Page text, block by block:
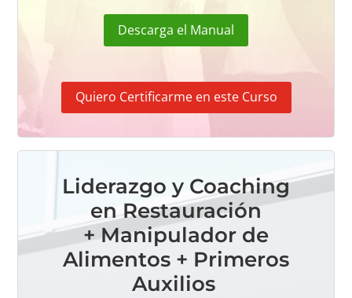
Descarga el Manual
Quiero Certificarme en este Curso
Liderazgo y Coaching
en Restauración
+ Manipulador de
Alimentos + Primeros
Auxilios